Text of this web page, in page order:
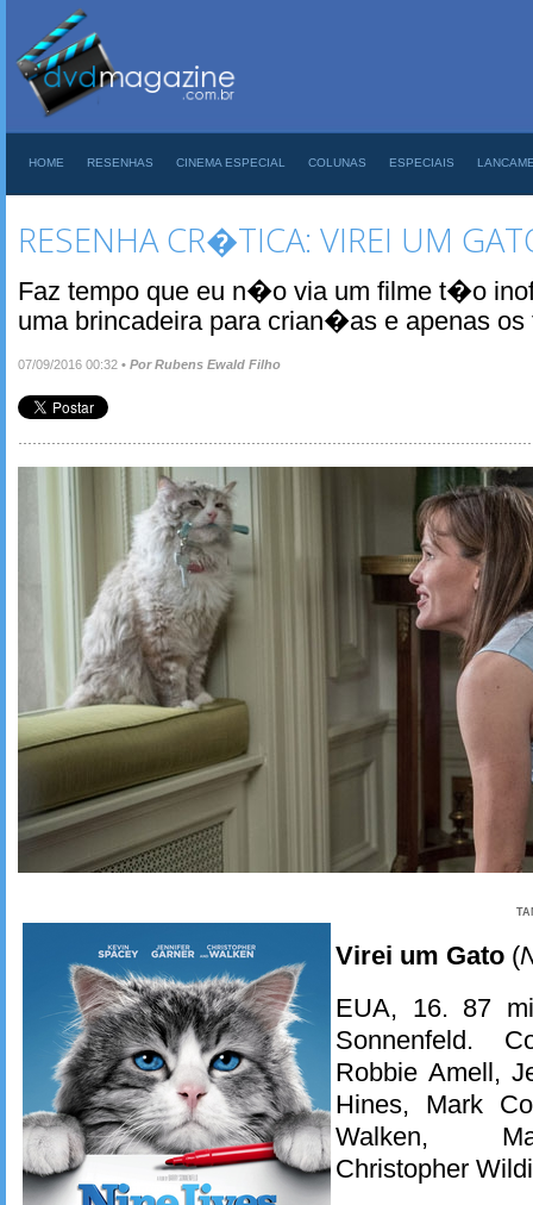
HOME RESENHAS CINEMA ESPECIAL COLUNAS ESPECIAIS
RESENHA CR�TICA: VIREI UM
Faz tempo que eu n�o via um filme t�o
uma brincadeira para crian�as e apenas
07/09/2016 00:32 • Por Rubens Ewald Filho
Virei um Gato (
EUA, 16. 87
Sonnenfeld.
Robbie Amell,
Hines, Mark
Walken,
Christopher